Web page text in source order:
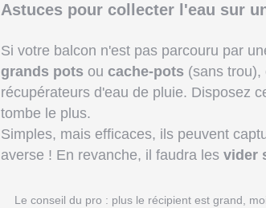
Astuces pour collecter l'eau sur
Si votre balcon n'est pas parcouru par
grands pots ou cache-pots (sans trou),
récupérateurs d'eau de pluie. Disposez
tombe le plus.
Simples, mais efficaces, ils peuvent
averse ! En revanche, il faudra les vider
Le conseil du pro : plus le récipient est grand,